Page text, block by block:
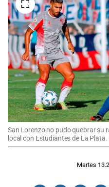
San Lorenzo no pudo quebrar su
local con Estudiantes de La Plata.
Martes